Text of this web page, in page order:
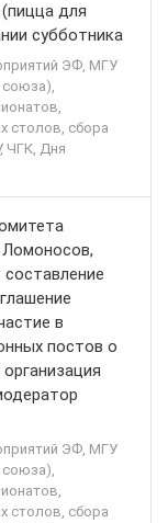
для
субботника
ЭФ, МГУ
союза),
столов, сбора
ЧГК, Дня
Ломоносов,
в
постов о
ЭФ, МГУ
союза),
столов, сбора